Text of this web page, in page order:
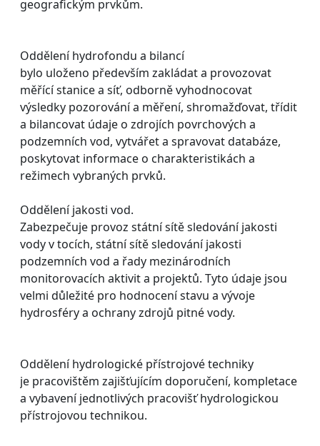
geografickým prvkům.
Oddělení hydrofondu a bilancí
bylo uloženo především zakládat a provozovat
měřící stanice a síť, odborně vyhodnocovat
výsledky pozorování a měření, shromažďovat, třídit
a bilancovat údaje o zdrojích povrchových a
podzemních vod, vytvářet a spravovat databáze,
poskytovat informace o charakteristikách a
režimech vybraných prvků.
Oddělení jakosti vod.
Zabezpečuje provoz státní sítě sledování jakosti
vody v tocích, státní sítě sledování jakosti
podzemních vod a řady mezinárodních
monitorovacích aktivit a projektů. Tyto údaje jsou
velmi důležité pro hodnocení stavu a vývoje
hydrosféry a ochrany zdrojů pitné vody.
Oddělení hydrologické přístrojové techniky
je pracovištěm zajišťujícím doporučení, kompletace
a vybavení jednotlivých pracovišť hydrologickou
přístrojovou technikou.